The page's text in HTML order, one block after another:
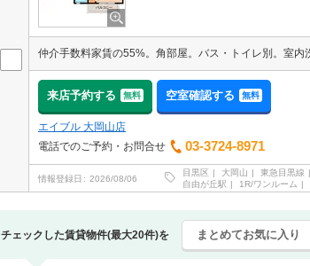
来店予約する 無料 空室確認する 無料
エイブル 大岡山店
電話でのご予約・お問合せ
03-3724-8971
情報登録日 2026/08/06
目黒区 大岡山 東急目黒線
自由が丘駅
1R/ワンルーム
チェックした賃貸物件(最大20件)を まとめてお気に入り